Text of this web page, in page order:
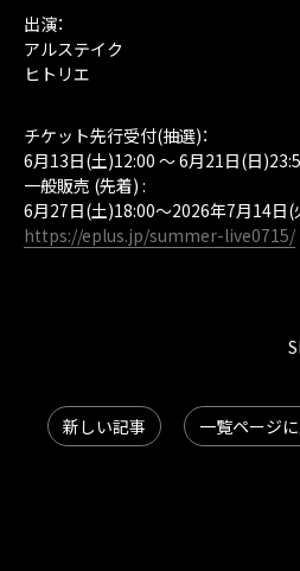
出演：
アルステイク
ヒトリエ
チケット先行受付(抽選)：
6月13日(土)12:00 〜 6月21日(日
一般販売 (先着) :
6月27日(土)18:00〜2026年7月14日(
https://eplus.jp/summer-live0715/
新しい記事 一覧ページ